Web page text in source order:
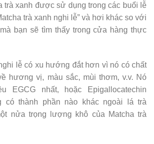
trà xanh được sử dụng trong các buổi lễ
trà xanh nghi lễ” và hơi khác so với
bạn sẽ tìm thấy trong cửa hàng thực
lễ có xu hướng đắt hơn vì nó có chất
hương vị, màu sắc, mùi thơm, v.v. Nó
EGCG nhất, hoặc Epigallocatechin
có thành phần nào khác ngoài lá trà
nửa trọng lượng khô của Matcha trà